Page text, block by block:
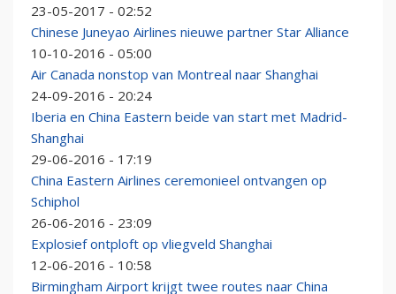
23-05-2017 - 02:52
Chinese Juneyao Airlines nieuwe partner Star Alliance
10-10-2016 - 05:00
Air Canada nonstop van Montreal naar Shanghai
24-09-2016 - 20:24
Iberia en China Eastern beide van start met Madrid-
Shanghai
29-06-2016 - 17:19
China Eastern Airlines ceremonieel ontvangen op
Schiphol
26-06-2016 - 23:09
Explosief ontploft op vliegveld Shanghai
12-06-2016 - 10:58
Birmingham Airport krijgt twee routes naar China